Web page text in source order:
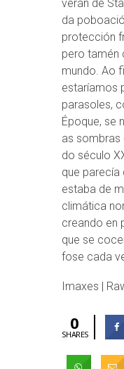
verán de
da
protección
pero tamén
mundo. Ao
estaríamos
parasoles,
Époque, se
as sombras
do século
que parecía
estaba de
climática
creando en
que se
fose cada
Imaxes |
0
SHARES